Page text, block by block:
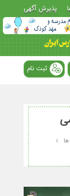
پذیرش آگهی
ثبت نام